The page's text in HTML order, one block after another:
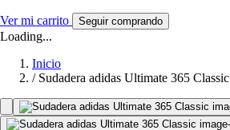
Ver mi carrito Seguir comprando
Loading...
Inicio
/ Sudadera adidas Ultimate 365 Classic